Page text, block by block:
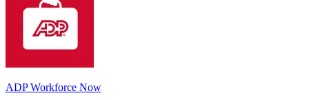
ADP Workforce Now